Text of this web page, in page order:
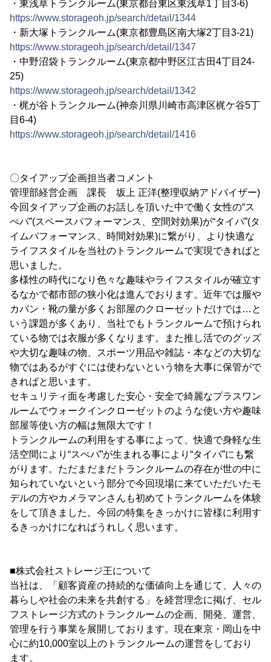
・東浅草トランクルーム(東京都台東区東浅草1丁目3-6)
https://www.storageoh.jp/search/detail/1344
・新大塚トランクルーム(東京都豊島区南大塚2丁目3-21)
https://www.storageoh.jp/search/detail/1347
・中野沼袋トランクルーム(東京都中野区江古田4丁目24-
25)
https://www.storageoh.jp/search/detail/1342
・梶が谷トランクルーム(神奈川県川崎市高津区梶ケ谷5丁
目6-4)
https://www.storageoh.jp/search/detail/1416
〇タイアップ企画担当者コメント
管理部経営企画 課長 坂上 正洋(整理収納アドバイザー)
今回タイアップ企画のお話しを頂いた中で働く女性の“ス
ぺパ”(スペースパフォーマンス、空間対効果)が“タイパ”(タ
イムパフォーマンス、時間対効果)に繋がり、より快適な
ライフスタイルを当社のトランクルームで実現できればと
思いました。
多様性の時代になり色々な趣味やライフスタイルが確立す
るなかで都市部の狭小化は進んでおります。近年では服や
カバン・靴の量が多くお部屋のクローゼットだけでは…と
いう課題が多くあり、当社でもトランクルームで預けられ
ている物では衣服が多くなります。また推し活でのグッズ
や大切な趣味の物、スポーツ用品や雑誌・本などの大切な
物ではあるがすぐには使わないという物を大事に保管がで
きればと思います。
セキュリティ面を考慮した安心・安全で綺麗なプラスワン
ルームでウォークインクローゼットのような使い方や趣味
部屋等使い方の幅は無限大です！
トランクルームの利用をする事によって、快適で身軽な生
活空間により“スぺパ”が生まれる事により“タイパ”にも繋
がります。ただまだまだトランクルームの存在が世の中に
知られていないという部分で今回現場に来ていただいたモ
デルの方やカメラマンさんも初めてトランクルームを体験
をして頂きました。今回の特集をきっかけに皆様に利用す
るきっかけになればうれしく思います。
■株式会社ストレージ王について
当社は、「顧客資産の持続的な価値向上を通じて、人々の
暮らしや社会の未来を共創する」を経営理念に掲げ、セル
フストレージ方式のトランクルームの企画、開発、運営、
管理を行う事業を展開しております。現在東京・岡山を中
心に約10,000室以上のトランクルームの運営をしており
ます。